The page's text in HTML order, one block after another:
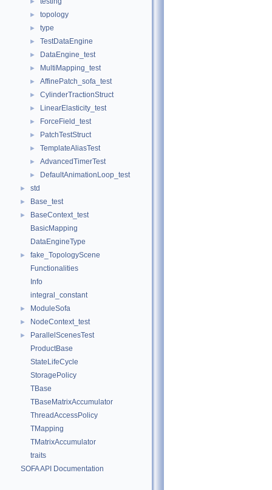
► topology
► type
► TestDataEngine
► DataEngine_test
► MultiMapping_test
► AffinePatch_sofa_test
► CylinderTractionStruct
► LinearElasticity_test
► ForceField_test
► PatchTestStruct
► TemplateAliasTest
► AdvancedTimerTest
► DefaultAnimationLoop_test
► std
► Base_test
►
BaseContext_test
BasicMapping
DataEngineType
►
fake_TopologyScene
Functionalities
Info
integral_constant
► ModuleSofa
► NodeContext_test
►
ParallelScenesTest
ProductBase
StateLifeCycle
StoragePolicy
TBase
TBaseMatrixAccumulator
ThreadAccessPolicy
TMapping
TMatrixAccumulator
traits
SOFA API Documentation